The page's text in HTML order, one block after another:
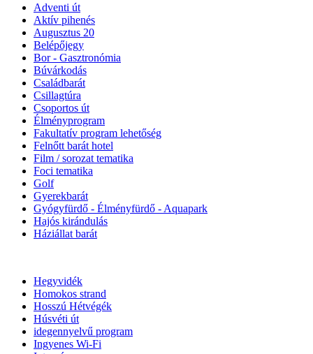
Adventi út
Aktív pihenés
Augusztus 20
Belépőjegy
Bor - Gasztronómia
Búvárkodás
Családbarát
Csillagtúra
Csoportos út
Élményprogram
Fakultatív program lehetőség
Felnőtt barát hotel
Film / sorozat tematika
Foci tematika
Golf
Gyerekbarát
Gyógyfürdő - Élményfürdő - Aquapark
Hajós kirándulás
Háziállat barát
Hegyvidék
Homokos strand
Hosszú Hétvégék
Húsvéti út
idegennyelvű program
Ingyenes Wi-Fi